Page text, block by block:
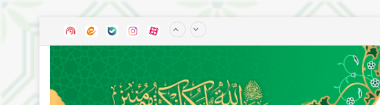
آپاراتاینستاگرام
بله ایتا شنوتو